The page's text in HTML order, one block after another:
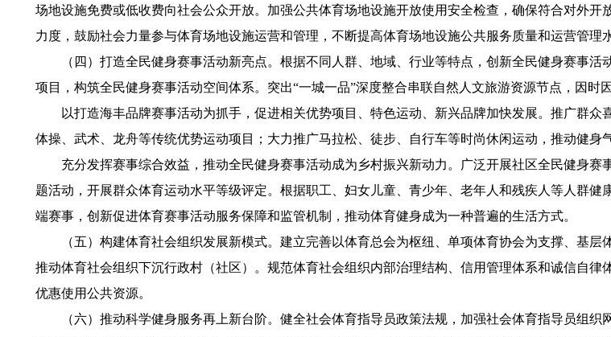
场地设施免费或低收费向社会公众开放。加强公共体育场地设施开放使用安全检查，确保符合对外
力度，鼓励社会力量参与体育场地设施运营和管理，不断提高体育场地设施公共服务质量和运营管理
（四）打造全民健身赛事活动新亮点。根据不同人群、地域、行业等特点，创新全民健身赛事活
项目，构筑全民健身赛事活动空间体系。突出“一城一品”深度整合串联自然人文旅游资源节点，因
以打造海丰品牌赛事活动为抓手，促进相关优势项目、特色运动、新兴品牌加快发展。推广群众
体操、武术、龙舟等传统优势运动项目；大力推广马拉松、徒步、自行车等时尚休闲运动，推动健
充分发挥赛事综合效益，推动全民健身赛事活动成为乡村振兴新动力。广泛开展社区全民健身赛
题活动，开展群众体育运动水平等级评定。根据职工、妇女儿童、青少年、老年人和残疾人等人群
端赛事，创新促进体育赛事活动服务保障和监管机制，推动体育健身成为一种普遍的生活方式。
（五）构建体育社会组织发展新模式。建立完善以体育总会为枢纽、单项体育协会为支撑、基层
推动体育社会组织下沉行政村（社区）。规范体育社会组织内部治理结构、信用管理体系和诚信自律
优惠使用公共资源。
（六）推动科学健身服务再上新台阶。健全社会体育指导员政策法规，加强社会体育指导员组织